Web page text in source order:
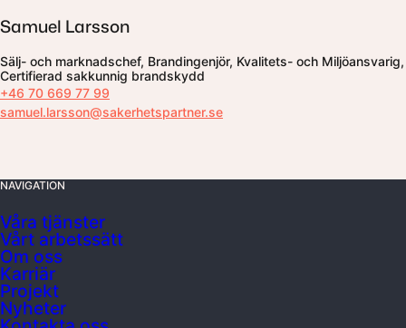
Samuel Larsson
Sälj- och marknadschef, Brandingenjör, Kvalitets- och Miljöansvarig,
Certifierad sakkunnig brandskydd
+46 70 669 77 99
samuel.larsson@sakerhetspartner.se
NAVIGATION
Våra tjänster
Vårt arbetssätt
Om oss
Karriär
Projekt
Nyheter